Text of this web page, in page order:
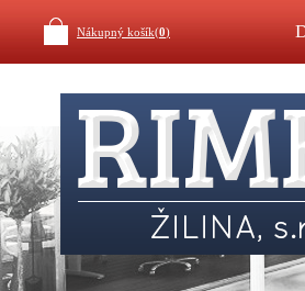
Nákupný košík(0)